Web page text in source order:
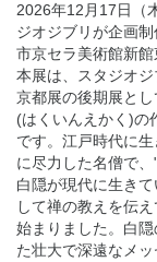
2026年12月17日（
ジオジブリが企画
市京セラ美術館新館
本展は、スタジオジ
京都展の後期展と
(はくいんえかく)の
です。江戸時代に
に尽力した名僧で
白隠が現代に生き
して禅の教えを伝
始まりました。白
た壮大で深遠なメ